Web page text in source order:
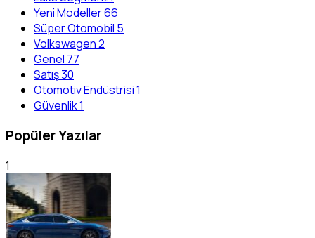
Yeni Modeller66
Süper Otomobil 5
Volkswagen2
Genel 77
Satış30
Otomotiv Endüstrisi1
Güvenlik1
Popüler Yazılar
1